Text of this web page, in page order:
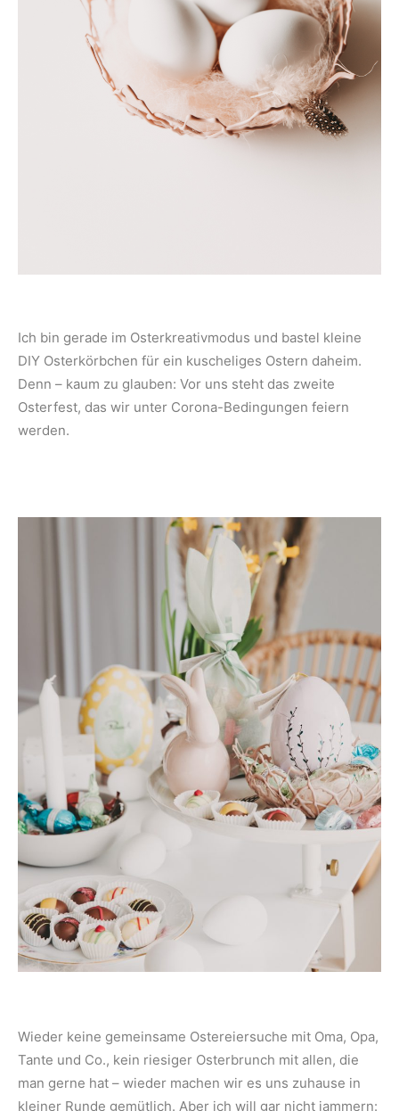
Ich bin gerade im Osterkreativmodus und bastel kleine
DIY Osterkörbchen für ein kuscheliges Ostern daheim.
Denn – kaum zu glauben: Vor uns steht das zweite
Osterfest, das wir unter Corona-Bedingungen feiern
werden.
Wieder keine gemeinsame Ostereiersuche mit Oma, Opa,
Tante und Co., kein riesiger Osterbrunch mit allen, die
man gerne hat – wieder machen wir es uns zuhause in
kleiner Runde gemütlich. Aber ich will gar nicht jammern: